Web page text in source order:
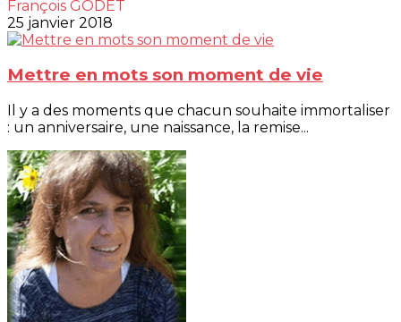
François GODET
25 janvier 2018
Mettre en mots son moment de vie
Il y a des moments que chacun souhaite immortaliser
: un anniversaire, une naissance, la remise...